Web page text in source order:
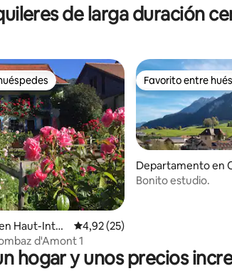
de larga duración
5. 84 evaluaciones
Haut-Intya
Calificación promedio: 4,92 de 5.
4,92 (25)
d'Amont 1
Favorito entre
Favorito entre
Departamento en
d'Oex
Bonito estudio.
hogar y unos precios